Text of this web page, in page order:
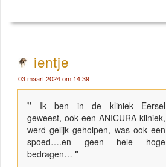
ientje
03 maart 2024 om 14:39
" Ik ben in de kliniek Eersel
geweest, ook een ANICURA kliniek,
werd gelijk geholpen, was ook een
spoed….en geen hele hoge
bedragen… "